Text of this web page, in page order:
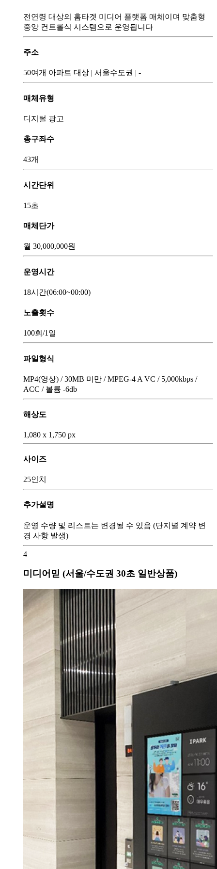
전연령 대상의 홈타겟 미디어 플랫폼 매체이며 맞춤형
중앙 컨트롤식 시스템으로 운영됩니다
주소
50여개 아파트 대상 | 서울수도권 | -
매체유형
디지털 광고
총구좌수
43개
시간단위
15초
매체단가
월 30,000,000원
운영시간
18시간(06:00~00:00)
노출횟수
100회 /1일
파일형식
MP4(영상) / 30MB 미만 / MPEG-4 A VC / 5,000kbps /
ACC / 볼륨 -6db
해상도
1,080 x 1,750 px
사이즈
25인치
추가설명
운영 수량 및 리스트는 변경될 수 있음 (단지별 계약 변
경 사항 발생)
4
미디어믿 (서울/수도권 30초 일반상품)